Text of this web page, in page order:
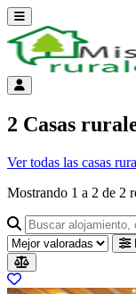
Abrir menú
Menú de cuenta
2 Casas
Ver todas las casas
Mostrando 1 a 2 de 2
Buscar
Resultados